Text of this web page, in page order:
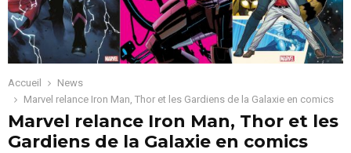
Accueil
News
Marvel relance Iron Man, Thor et les Gardiens de la Galaxie en comics
Marvel relance Iron Man, Thor et les
Gardiens de la Galaxie en comics